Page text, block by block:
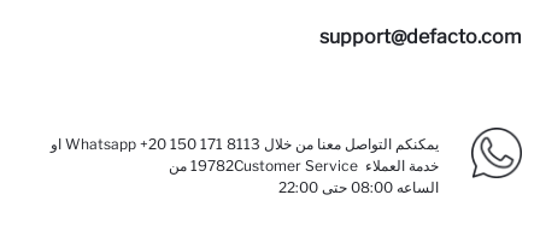
support@defacto.com
يمكنكم التواصل معنا من خلال Whatsapp +20 150 171 8113 او
خدمة العملاء Customer Service
19782 من
الساعه 08:00 حتى 22:00